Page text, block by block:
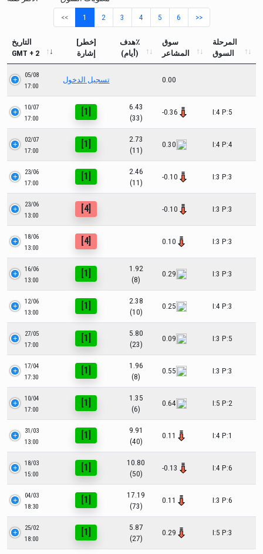
<< 1 2 3 4 5 6 >>
التاريخ
GMT + 2
[خطر]
إشارة
هدف٪
(أيام)
سوق
المشاعر
المرحلة
السوق
05/08
17:00
تسجيل الدخول 0.00
10/07
17:00
[1]
6.43
(33)
-0.36 I:4 P:5
02/07
17:00
[1]
2.73
(11)
0.30 I:4 P:4
23/06
17:00
[1]
2.46
(11)
-0.10 I:3 P:3
23/06
13:00
[4] -0.10 I:3 P:3
18/06
13:00
[4] 0.10 I:3 P:3
16/06
13:00
[1]
1.92
(8)
0.29 I:3 P:3
12/06
13:00
[1]
2.38
(10)
0.25 I:4 P:3
27/05
17:00
[1]
5.80
(23)
0.09 I:3 P:5
17/04
17:30
[1]
1.96
(8)
0.55 I:3 P:3
10/04
17:00
[1]
1.35
(6)
0.64 I:5 P:2
31/03
13:00
[1]
9.91
(40)
0.11 I:4 P:1
18/03
15:00
[1]
10.80
(50)
-0.13 I:4 P:6
04/03
18:30
[1]
17.19
(73)
0.11 I:3 P:6
25/02
18:00
[1]
5.87
(27)
0.29 I:5 P:3